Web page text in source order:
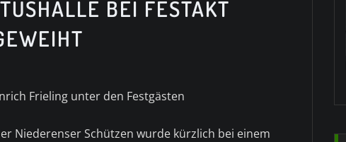
BEI FESTAKT
Frieling unter den Festgästen
Niederenser Schützen wurde kürzlich bei einem